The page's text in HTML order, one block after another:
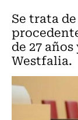
Se trata
de 27
Westfalia.